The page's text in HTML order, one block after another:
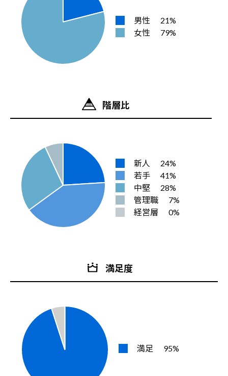
男性
21%
女性
79%
階層比
新人
24%
若手
41%
中堅
28%
管理職
7%
経営層
0%
満足度
満足 95%